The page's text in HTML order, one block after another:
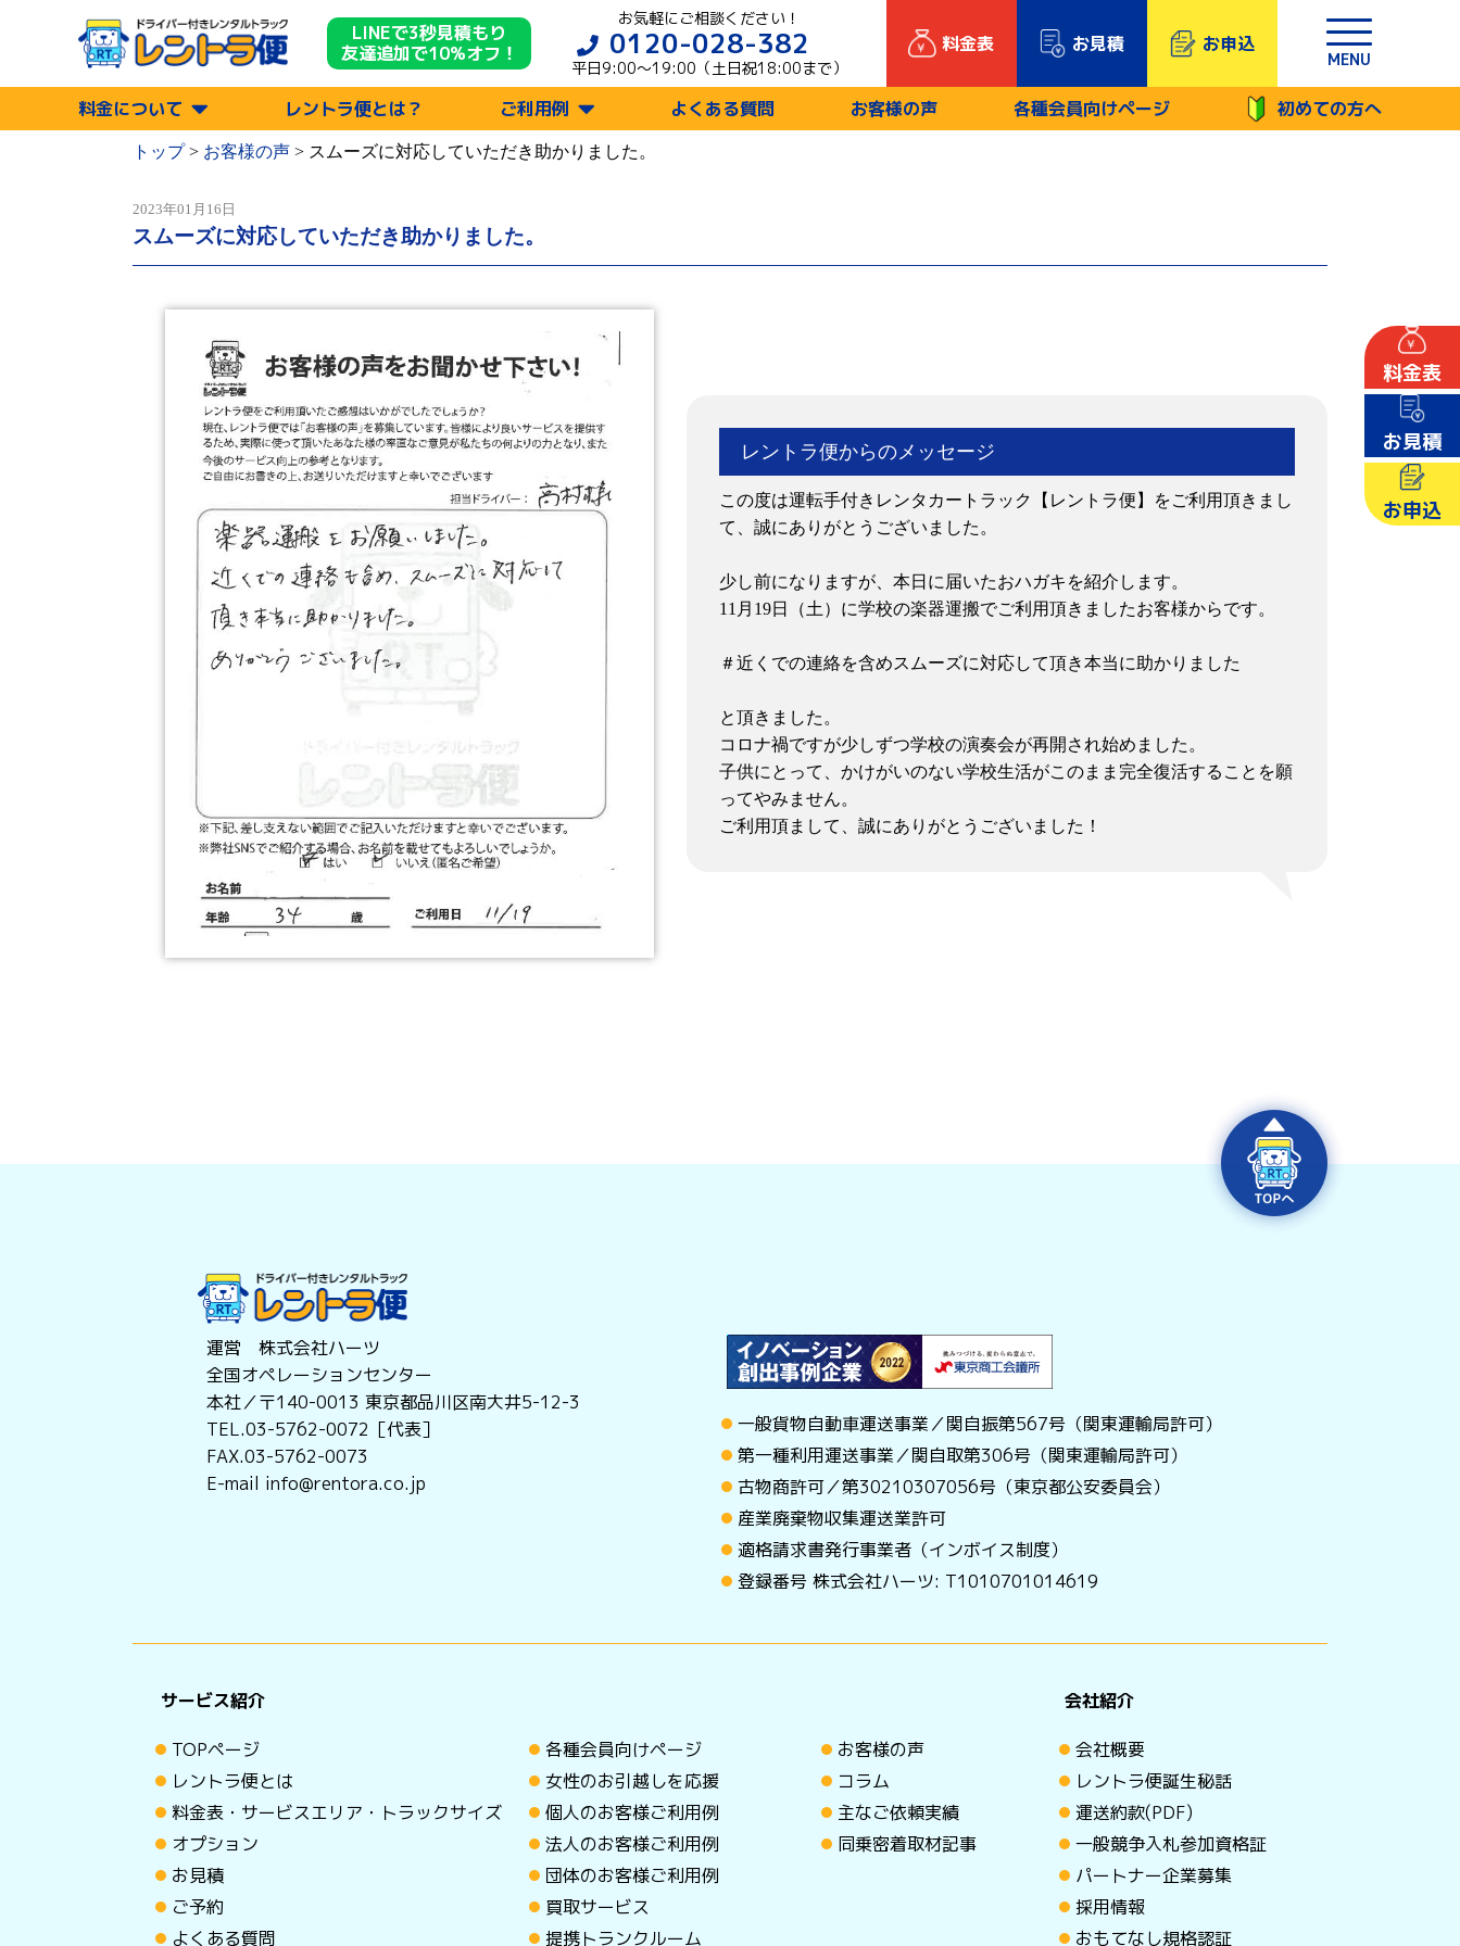
料金表
お見積
お申込
LINEで3秒見積もり
友達追加で10%オフ！
お気軽にご相談ください！
0120-028-382
平日9:00〜19:00（土日祝18:00まで）
料金表 お見積 お申込
MENU
料金について レントラ便とは？ ご利用例 よくある質問 お客様の声 各種会員向けページ 初めての方へ
トップ> お客様の声 > スムーズに対応していただき助かりました。
2023年01月16日
スムーズに対応していただき助かりました。
レントラ便からのメッセージ
この度は運転手付きレンタカートラック【レントラ便】をご利用頂きまし
て、誠にありがとうございました。
少し前になりますが、本日に届いたおハガキを紹介します。
11月19日（土）に学校の楽器運搬でご利用頂きましたお客様からです。
＃近くでの連絡を含めスムーズに対応して頂き本当に助かりました
と頂きました。
コロナ禍ですが少しずつ学校の演奏会が再開され始めました。
子供にとって、かけがいのない学校生活がこのまま完全復活することを願
ってやみません。
ご利用頂まして、誠にありがとうございました！
運営 株式会社ハーツ
全国オペレーションセンター
本社／〒140-0013 東京都品川区南大井5-12-3
TEL.03-5762-0072［代表］
FAX.03-5762-0073
E-mail info@rentora.co.jp
一般貨物自動車運送事業／関自振第567号（関東運輸局許可）
第一種利用運送事業／関自取第306号（関東運輸局許可）
古物商許可／第30210307056号（東京都公安委員会）
産業廃棄物収集運送業許可
適格請求書発行事業者（インボイス制度）
登録番号 株式会社ハーツ: T1010701014619
サービス紹介
TOPページ
レントラ便とは
料金表・サービスエリア・トラックサイズ
オプション
お見積
ご予約
よくある質問
各種会員向けページ
女性のお引越しを応援
個人のお客様ご利用例
法人のお客様ご利用例
団体のお客様ご利用例
買取サービス
提携トランクルーム
お客様の声
コラム
主なご依頼実績
同乗密着取材記事
会社紹介
会社概要
レントラ便誕生秘話
運送約款(PDF)
一般競争入札参加資格証
パートナー企業募集
採用情報
おもてなし規格認証